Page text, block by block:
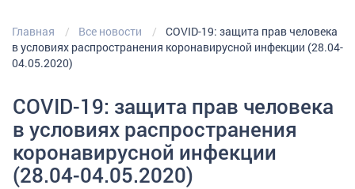
Главная Все новости
COVID-19: защита прав человека
в условиях распространения коронавирусной инфекции (28.04-
04.05.2020)
COVID-19: защита прав человека
в условиях распространения
коронавирусной инфекции
(28.04-04.05.2020)